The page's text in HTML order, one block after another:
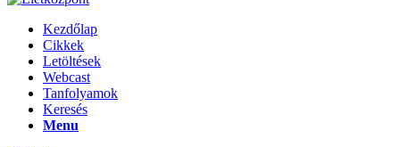
Kezdőlap
Cikkek
Letöltések
Webcast
Tanfolyamok
Keresés
Menu